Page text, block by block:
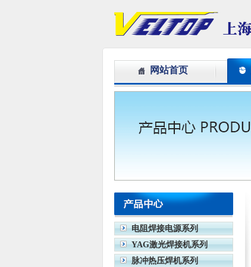
网站首页
电阻焊接电源系列
YAG激光焊接机系列
脉冲热压焊机系列